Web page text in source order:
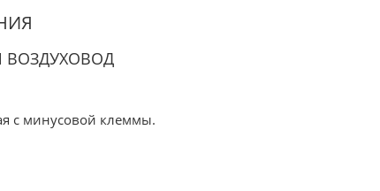
ВОЗДУХОВОД
с минусовой клеммы.